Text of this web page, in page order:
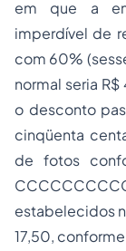
em que a
imperdível de
com 60%
normal seria
o desconto
cinqüenta
de fotos
estabelecidos
17,50,